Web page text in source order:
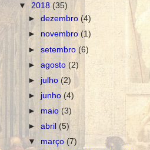
▼ 2018 (35)
►dezembro(4)
► novembro(1)
►setembro(6)
►agosto(2)
► julho(2)
► junho(4)
► maio (3)
►abril(5)
▼ março(7)